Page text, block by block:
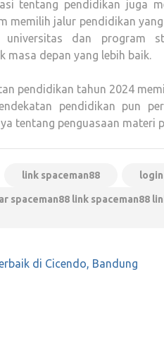
tentang pendidikan juga
memilih jalur pendidikan
dan program
masa depan yang lebih baik.
pendidikan tahun 2024
pendidikan pun
tentang penguasaan materi
link spaceman88
spaceman88 link spaceman88
di Cicendo, Bandung